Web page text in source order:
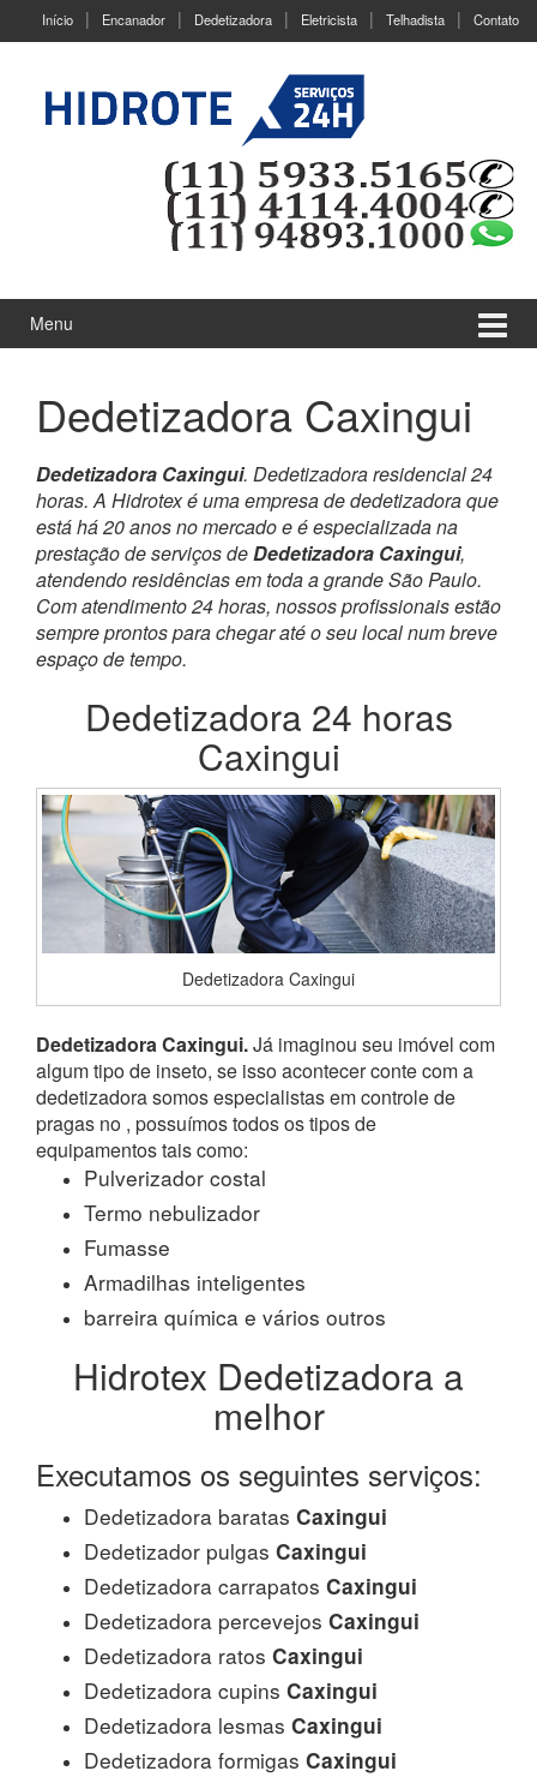
Início Encanador Dedetizadora Eletricista Telhadista Contato
Menu
Dedetizadora Caxingui
Dedetizadora Caxingui. Dedetizadora residencial 24
horas. A Hidrotex é uma empresa de dedetizadora que
está há 20 anos no mercado e é especializada na
prestação de serviços deDedetizadora Caxingui,
atendendo residências em toda a grande São Paulo.
Com atendimento 24 horas, nossos profissionais estão
sempre prontos para chegar até o seu local num breve
espaço de tempo.
Dedetizadora 24 horas
Caxingui
Dedetizadora Caxingui
Dedetizadora Caxingui.Já imaginou seu imóvel com
algum tipo de inseto, se isso acontecer conte com a
dedetizadora somos especialistas em controle de
pragas no , possuímos todos os tipos de
equipamentos tais como:
Pulverizador costal
Termo nebulizador
Fumasse
Armadilhas inteligentes
barreira química e vários outros
Hidrotex Dedetizadora a
melhor
Executamos os seguintes serviços:
Dedetizadora baratas Caxingui
Dedetizador pulgas Caxingui
Dedetizadora carrapatos Caxingui
Dedetizadora percevejos Caxingui
Dedetizadora ratos Caxingui
Dedetizadora cupins Caxingui
Dedetizadora lesmas Caxingui
Dedetizadora formigas Caxingui